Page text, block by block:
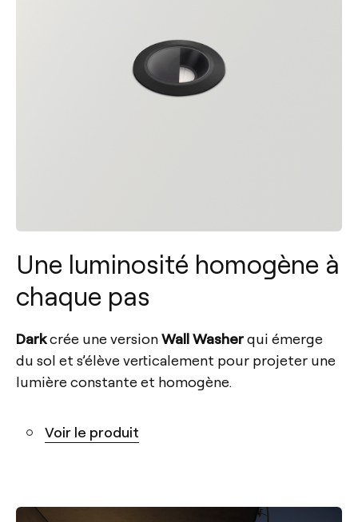
Une luminosité homogène à
chaque pas
Darkcrée une versionWall Washerqui émerge
du sol et s’élève verticalement pour projeter une
lumière constante et homogène.
Voir le produit